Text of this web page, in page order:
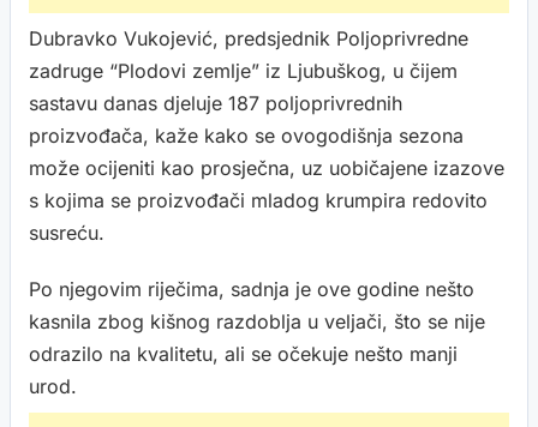
Dubravko Vukojević, predsjednik Poljoprivredne
zadruge “Plodovi zemlje” iz Ljubuškog, u čijem
sastavu danas djeluje 187 poljoprivrednih
proizvođača, kaže kako se ovogodišnja sezona
može ocijeniti kao prosječna, uz uobičajene izazove
s kojima se proizvođači mladog krumpira redovito
susreću.
Po njegovim riječima, sadnja je ove godine nešto
kasnila zbog kišnog razdoblja u veljači, što se nije
odrazilo na kvalitetu, ali se očekuje nešto manji
urod.